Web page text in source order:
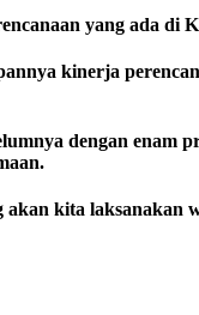
yang ada di
kinerja
dengan enam
kita laksanakan